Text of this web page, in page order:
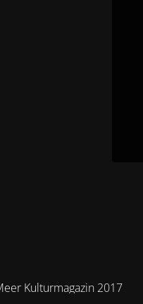
Kulturmagazin 2017